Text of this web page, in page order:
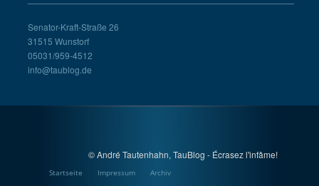
Senator-Kraft-Straße 26
31515 Wunstorf
05031/959-4512
info@taublog.de
© André Tautenhahn, TauBlog - Écrasez l'infâme!
Startseite Impressum Archiv